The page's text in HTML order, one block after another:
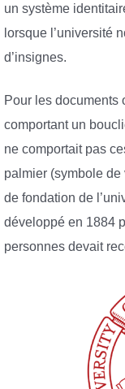
un système
lorsque l’université
d’insignes.
Pour les documents
comportant un
ne comportait pas
palmier (symbole de
de fondation de
développé en 1884
personnes devait